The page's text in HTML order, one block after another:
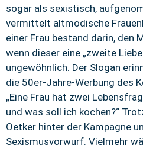
sogar als sexistisch,
vermittelt altmodische
einer Frau bestand darin, den
wenn dieser eine „zweite
ungewöhnlich. Der Slogan
die 50er-Jahre-Werbung des
„Eine Frau hat zwei
und was soll ich kochen?“
Oetker hinter der Kampagne
Sexismusvorwurf. Vielmehr